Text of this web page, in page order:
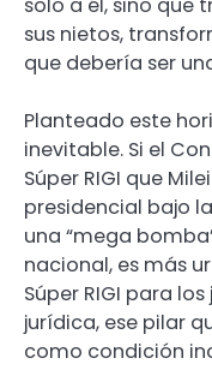
sus nietos,
que debería ser
Planteado este
inevitable. Si el
Súper RIGI que
presidencial bajo
una “mega
nacional, es más
Súper RIGI para
jurídica, ese pilar
como condición